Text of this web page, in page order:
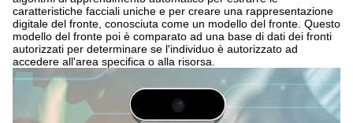
caratteristiche facciali uniche e per creare una rappresentazione
digitale del fronte, conosciuta come un modello del fronte. Questo
modello del fronte poi è comparato ad una base di dati dei fronti
autorizzati per determinare se l'individuo è autorizzato ad
accedere all'area specifica o alla risorsa.